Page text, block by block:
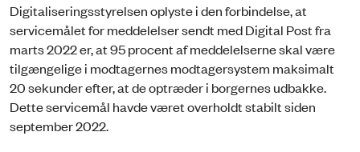
Digitaliseringsstyrelsen oplyste i den forbindelse, at
servicemålet for meddelelser sendt med Digital Post fra
marts 2022 er, at 95 procent af meddelelserne skal være
tilgængelige i modtagernes modtagersystem maksimalt
20 sekunder efter, at de optræder i borgernes udbakke.
Dette servicemål havde været overholdt stabilt siden
september 2022.